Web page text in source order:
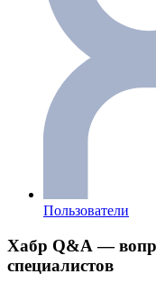
Пользователи
Хабр Q&A —
специалистов